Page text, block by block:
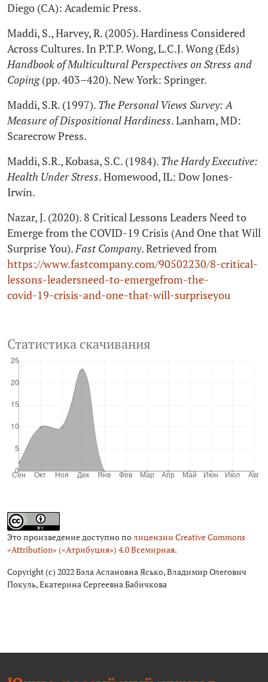
Это произведение доступно полицензии Creative Commons
«Attribution» («Атрибуция») 4.0 Всемирная.
Copyright (c) 2022 Бэла Аслановна Ясько, Владимир Олегович
Покуль, Екатерина Сергеевна Бабичкова
Diego (CA): Academic Press.
Maddi, S., Harvey, R. (2005). Hardiness Considered
Across Cultures. In P.T.P. Wong, L.C.J. Wong (Eds)
Handbook of Multicultural Perspectives on Stress and
Coping(pp. 403–420). New York: Springer.
Maddi, S.R. (1997). The Personal Views Survey: A
Measure of Dispositional Hardiness. Lanham, MD:
Scarecrow Press.
Maddi, S.R., Kobasa, S.C. (1984). The Hardy Executive:
Health Under Stress. Homewood, IL: Dow Jones-
Irwin.
Nazar, J. (2020). 8 Critical Lessons Leaders Need to
Emerge from the COVID‑19 Crisis (And One that Will
Surprise You).Fast Company. Retrieved from
https://www.fastcompany.com/90502230/8‑critical-
lessons-leadersneed-to-emergefrom-the-
covid‑19‑crisis-and-one-that-will-surpriseyou
Статистика скачивания